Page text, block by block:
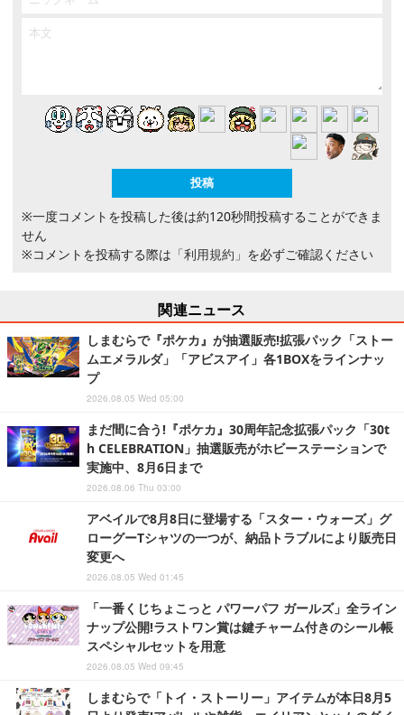
※一度コメントを投稿した後は約120秒間投稿することができま
せん
※コメントを投稿する際は 「利用規約」 を必ずご確認ください
関連ニュース
しまむらで『ポケカ』が抽選販売!拡張パック「ストー
ムエメラルダ」「アビスアイ」各1BOXをラインナッ
プ
2026.08.05 Wed 05:00
まだ間に合う!『ポケカ』30周年記念拡張パック「30t
h CELEBRATION」抽選販売がホビーステーションで
実施中、8月6日まで
2026.08.06 Thu 03:00
アベイルで8月8日に登場する「スター・ウォーズ」グ
ローグーTシャツの一つが、納品トラブルにより販売日
変更へ
2026.08.05 Wed 01:45
「一番くじちょこっと パワーパフ ガールズ」全ライン
ナップ公開!ラストワン賞は鍵チャーム付きのシール帳
スペシャルセットを用意
2026.08.05 Wed 09:45
しまむらで「トイ・ストーリー」アイテムが本日8月5